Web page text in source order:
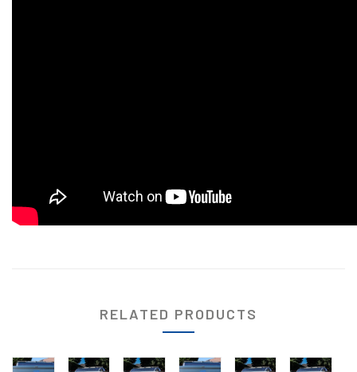
RELATED PRODUCTS